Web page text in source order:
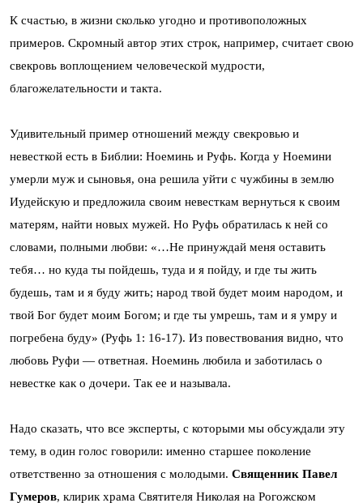
К счастью, в жизни сколько угодно и противоположных
примеров. Скромный автор этих строк, например, считает свою
свекровь воплощением человеческой мудрости,
благожелательности и такта.
Удивительный пример отношений между свекровью и
невесткой есть в Библии: Ноеминь и Руфь. Когда у Ноемини
умерли муж и сыновья, она решила уйти с чужбины в землю
Иудейскую и предложила своим невесткам вернуться к своим
матерям, найти новых мужей. Но Руфь обратилась к ней со
словами, полными любви: «…Не принуждай меня оставить
тебя… но куда ты пойдешь, туда и я пойду, и где ты жить
будешь, там и я буду жить; народ твой будет моим народом, и
твой Бог будет моим Богом; и где ты умрешь, там и я умру и
погребена буду» (Руфь 1: 16-17). Из повествования видно, что
любовь Руфи — ответная. Ноеминь любила и заботилась о
невестке как о дочери. Так ее и называла.
Надо сказать, что все эксперты, с которыми мы обсуждали эту
тему, в один голос говорили: именно старшее поколение
ответственно за отношения с молодыми. Священник Павел
Гумеров, клирик храма Святителя Николая на Рогожском